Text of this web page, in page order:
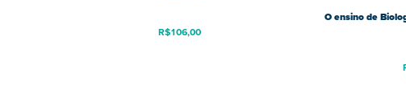
R$106,00
O ensino de